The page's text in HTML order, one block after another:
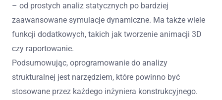
– od prostych analiz statycznych po bardziej
zaawansowane symulacje dynamiczne. Ma także wiele
funkcji dodatkowych, takich jak tworzenie animacji 3D
czy raportowanie.
Podsumowując, oprogramowanie do analizy
strukturalnej jest narzędziem, które powinno być
stosowane przez każdego inżyniera konstrukcyjnego.